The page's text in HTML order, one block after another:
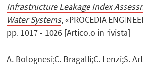
Infrastructure Leakage Index
Water Systems, «PROCEDIA
pp. 1017 - 1026 [Articolo in rivista]
A. Bolognesi;C. Bragalli;C. Lenzi;S.